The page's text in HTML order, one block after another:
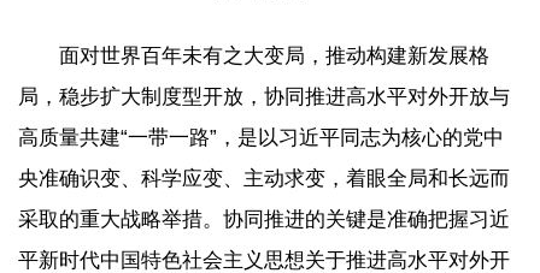
面对世界百年未有之大变局，推动构建新发展格
局，稳步扩大制度型开放，协同推进高水平对外开放与
高质量共建“一带一路”，是以习近平同志为核心的党中
央准确识变、科学应变、主动求变，着眼全局和长远而
采取的重大战略举措。协同推进的关键是准确把握习近
平新时代中国特色社会主义思想关于推进高水平对外开